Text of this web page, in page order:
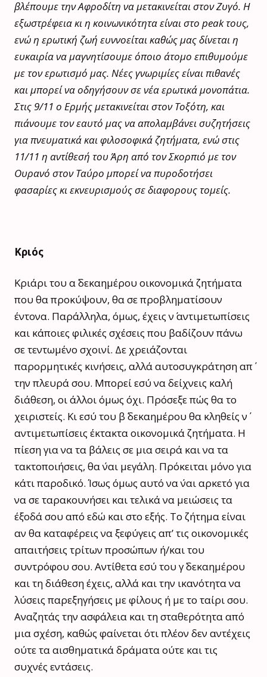
βλέπουμε την Αφροδίτη να μετακινείται στον Ζυγό. Η
εξωστρέφεια κι η κοινωνικότητα είναι στο peak τους,
ενώ η ερωτική ζωή ευννοείται καθώς μας δίνεται η
ευκαιρία να μαγνητίσουμε όποιο άτομο επιθυμούμε
με τον ερωτισμό μας. Νέες γνωριμίες είναι πιθανές
και μπορεί να οδηγήσουν σε νέα ερωτικά μονοπάτια.
Στις 9/11 ο Ερμής μετακινείται στον Τοξότη, και
πιάνουμε τον εαυτό μας να απολαμβάνει συζητήσεις
για πνευματικά και φιλοσοφικά ζητήματα, ενώ στις
11/11 η αντίθεσή του Άρη από τον Σκορπιό με τον
Ουρανό στον Ταύρο μπορεί να πυροδοτήσει
φασαρίες κι εκνευρισμούς σε διαφορους τομείς.
Κριός
Κριάρι του α΄ δεκαημέρου οικονομικά ζητήματα
που θα προκύψουν, θα σε προβληματίσουν
έντονα. Παράλληλα, όμως, έχεις ν΄ αντιμετωπίσεις
και κάποιες φιλικές σχέσεις που βαδίζουν πάνω
σε τεντωμένο σχοινί. Δε χρειάζονται
παρορμητικές κινήσεις, αλλά αυτοσυγκράτηση απ΄
την πλευρά σου. Μπορεί εσύ να δείχνεις καλή
διάθεση, οι άλλοι όμως όχι. Πρόσεξε πώς θα το
χειριστείς. Κι εσύ του β΄ δεκαημέρου θα κληθείς ν΄
αντιμετωπίσεις έκτακτα οικονομικά ζητήματα. Η
πίεση για να τα βάλεις σε μια σειρά και να τα
τακτοποιήσεις, θα ΄ναι μεγάλη. Πρόκειται μόνο για
κάτι παροδικό. Ίσως όμως αυτό να ΄ναι αρκετό για
να σε ταρακουνήσει και τελικά να μειώσεις τα
έξοδά σου από εδώ και στο εξής. Το ζήτημα είναι
αν θα καταφέρεις να ξεφύγεις απ’ τις οικονομικές
απαιτήσεις τρίτων προσώπων ή/και του
συντρόφου σου. Αντίθετα εσύ του γ΄ δεκαημέρου
και τη διάθεση έχεις, αλλά και την ικανότητα να
λύσεις παρεξηγήσεις με φίλους ή με το ταίρι σου.
Αναζητάς την ασφάλεια και τη σταθερότητα από
μια σχέση, καθώς φαίνεται ότι πλέον δεν αντέχεις
ούτε τα αισθηματικά δράματα ούτε και τις
συχνές εντάσεις.